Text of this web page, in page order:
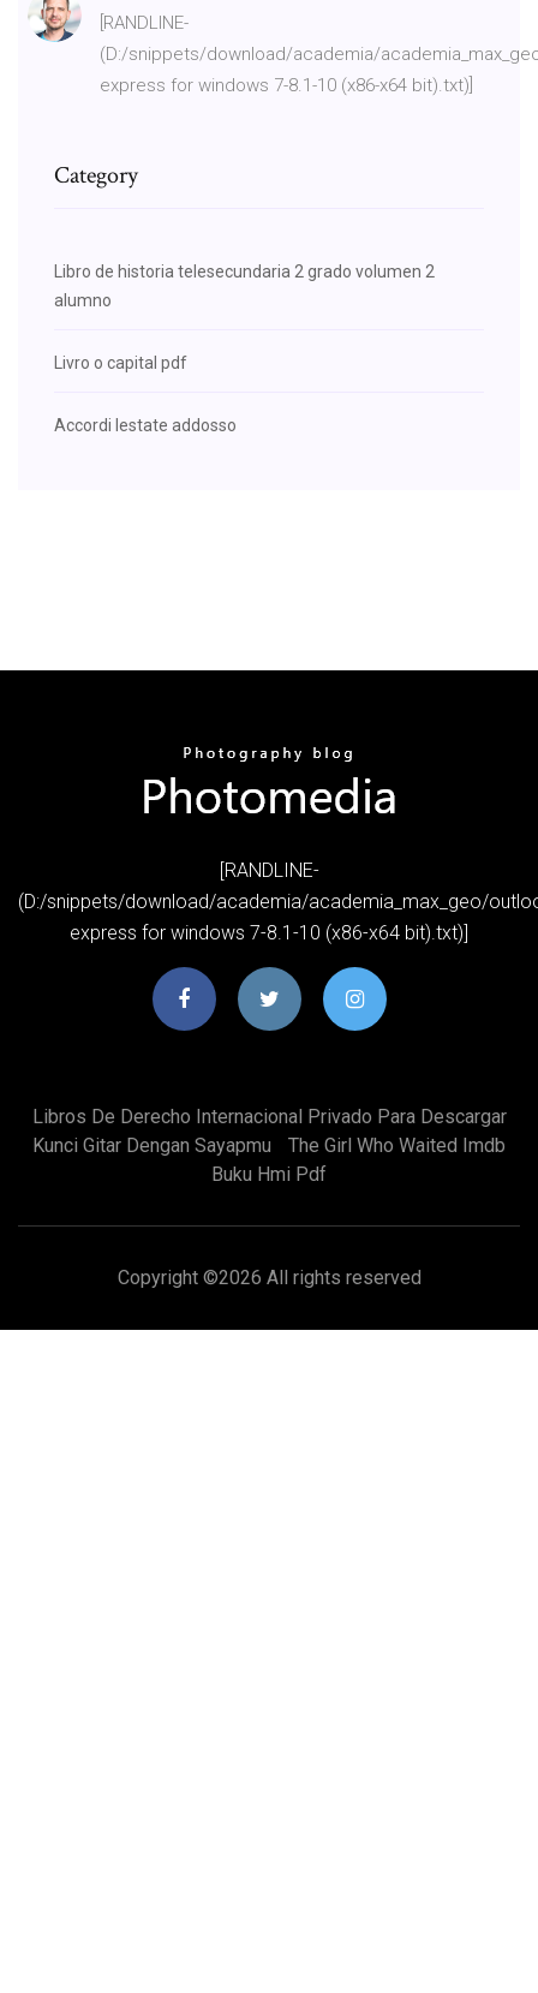
[RANDLINE-
(D:/snippets/download/academia/
express for windows 7-8.1-10 (x86-x64 bit).txt)]
Category
Libro de historia telesecundaria 2 grado volumen 2
alumno
Livro o capital pdf
Accordi lestate addosso
[RANDLINE-
(D:/snippets/download/academia/academia_max_geo/
express for windows 7-8.1-10 (x86-x64 bit).txt)]
Libros De Derecho Internacional Privado Para Descargar
Kunci Gitar Dengan Sayapmu
The Girl Who Waited Imdb
Buku Hmi Pdf
Copyright ©2026 All rights reserved